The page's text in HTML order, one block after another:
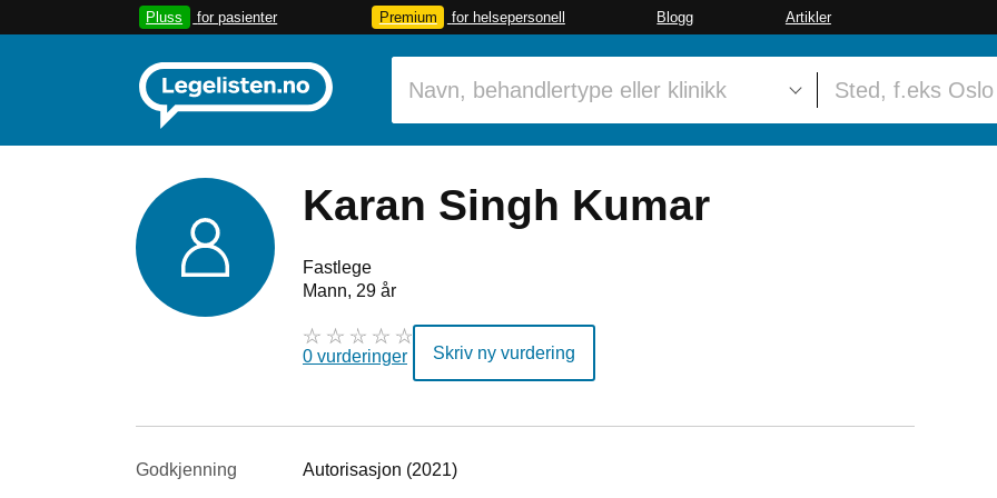
Pluss for pasienter Premium for helsepersonell Blogg Artikler
Karan Singh Kumar
Fastlege
Mann, 29 år
0 vurderinger Skriv ny vurdering
Godkjenning Autorisasjon (2021)